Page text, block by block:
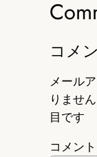
コメ
メール
りません
目です
コメント